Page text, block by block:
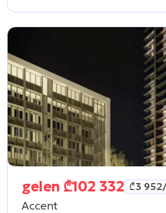
gelen ₾102 332 ₾3 952
Accent